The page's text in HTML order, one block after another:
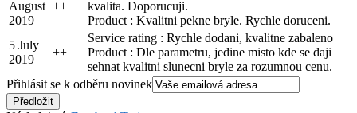
August
2019
++
kvalita. Doporucuji.
Product : Kvalitni pekne bryle. Rychle doruceni.
5 July
2019
++
Service rating : Rychle dodani, kvalitne zabaleno
Product : Dle parametru, jedine misto kde se daji
sehnat kvalitni slunecni bryle za rozumnou cenu.
Přihlásit se k odběru novinek